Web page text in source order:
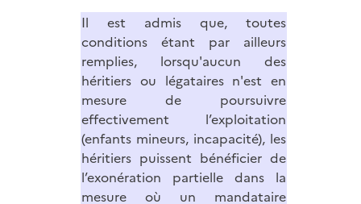
Il est admis que, toutes
conditions étant par ailleurs
remplies, lorsqu'aucun des
héritiers ou légataires n'est en
mesure de poursuivre
effectivement l’exploitation
(enfants mineurs, incapacité), les
héritiers puissent bénéficier de
l’exonération partielle dans la
mesure où un mandataire